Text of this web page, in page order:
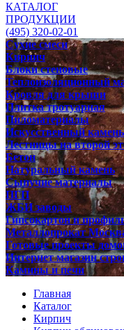
КАТАЛОГ
ПРОДУКЦИИ
(495) 320-02-01
Сухие смеси
Кирпич
Блоки стеновые
Теплоизоляционный
Кровля для крыши
Плитка тротуарная
Пиломатериалы
Искусственный камень
Лестницы на второй
Бетон
Натуральный камень
Сыпучие материалы
ПГП
ЖБИ заводы
Гипсокартон и
Металлопрокат
Готовые проекты
Интернет магазин
Камины и печи
Главная
Каталог
Кирпич